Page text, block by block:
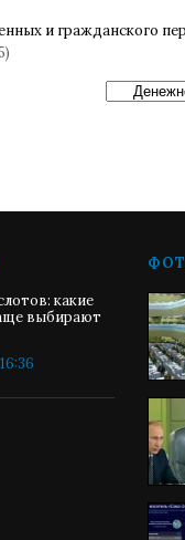
и гражданского
какие
выбирают